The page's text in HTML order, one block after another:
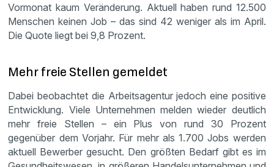
Vormonat kaum Veränderung. Aktuell haben rund 12.500
Menschen keinen Job – das sind 42 weniger als im April.
Die Quote liegt bei 9,8 Prozent.
Mehr freie Stellen gemeldet
Dabei beobachtet die Arbeitsagentur jedoch eine positive
Entwicklung. Viele Unternehmen melden wieder deutlich
mehr freie Stellen – ein Plus von rund 30 Prozent
gegenüber dem Vorjahr. Für mehr als 1.700 Jobs werden
aktuell Bewerber gesucht. Den größten Bedarf gibt es im